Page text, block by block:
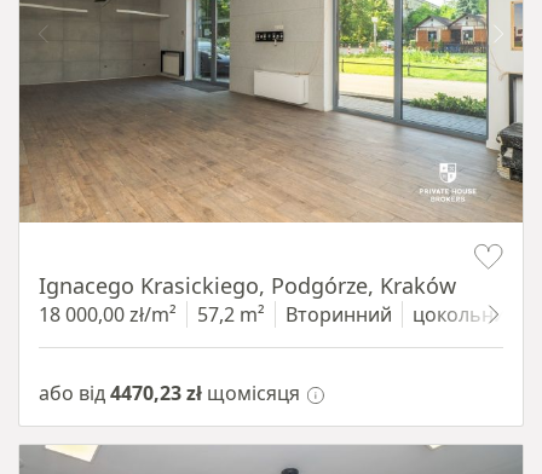
Ignacego Krasickiego, Podgórze, Kraków
18 000,00 zł/m² 57,2 m² Вторинний цокольний
або від4470,23 zł щомісяця